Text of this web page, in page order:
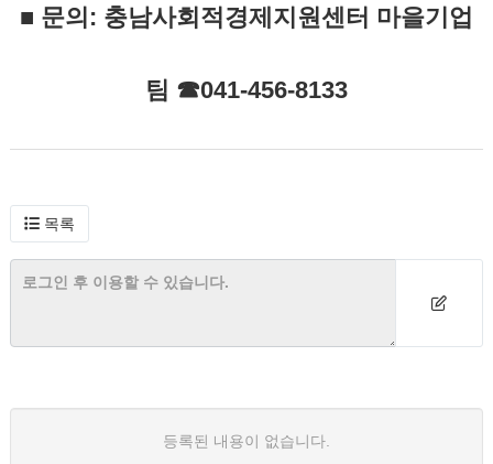
■ 문의: 충남사회적경제지원센터 마을기업
팀 ☎041-456-8133
목록
등록된 내용이 없습니다.